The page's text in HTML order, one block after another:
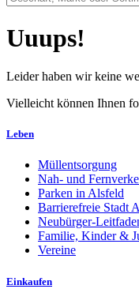
Uuups!
Leider haben wir keine
Vielleicht können Ihnen
Leben
Müllentsorgung
Nah- und
Parken in Alsfeld
Barrierefreie Stadt
Neubürger-
Familie, Kinder &
Vereine
Einkaufen